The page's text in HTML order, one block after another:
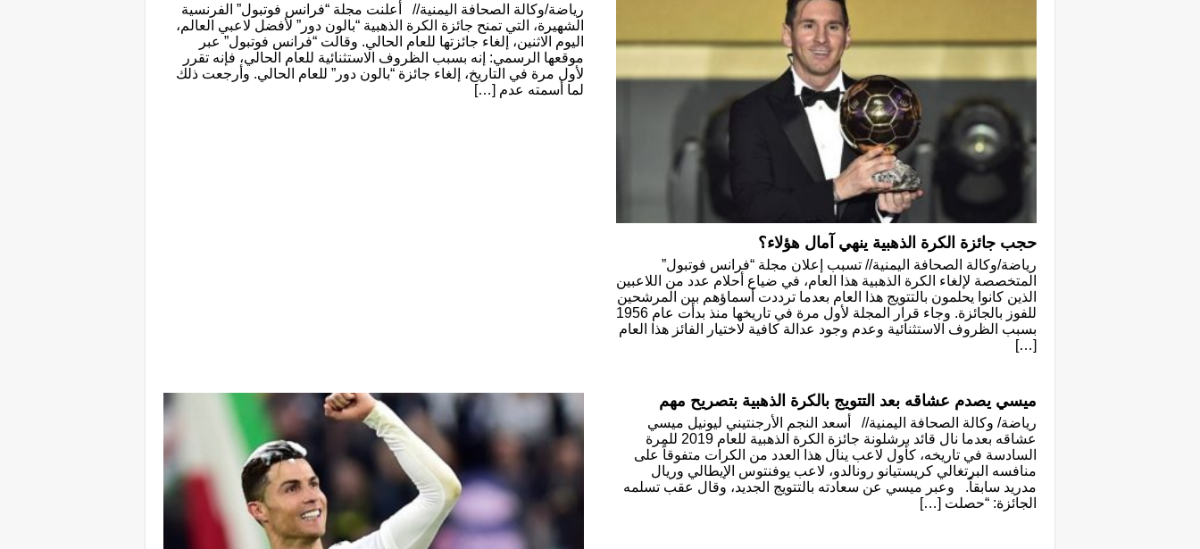
حجب جائزة الكرة الذهبية ينهي آمال هؤلاء؟
رياضة/وكالة الصحافة اليمنية// تسبب إعلان مجلة “فرانس فوتبول”
المتخصصة لإلغاء الكرة الذهبية هذا العام، في ضياع أحلام عدد من اللاعبين
الذين كانوا يحلمون بالتتويج هذا العام بعدما ترددت أسماؤهم بين المرشحين
للفوز بالجائزة. وجاء قرار المجلة لأول مرة في تاريخها منذ بدأت عام 1956
بسبب الظروف الاستثنائية وعدم وجود عدالة كافية لاختيار الفائز هذا العام
[…]
رياضة/وكالة الصحافة اليمنية// أعلنت مجلة “فرانس فوتبول” الفرنسية
الشهيرة، التي تمنح جائزة الكرة الذهبية “بالون دور” لأفضل لاعبي العالم،
اليوم الاثنين، إلغاء جائزتها للعام الحالي. وقالت “فرانس فوتبول” عبر
موقعها الرسمي: إنه بسبب الظروف الاستثنائية للعام الحالي، فإنه تقرر
لأول مرة في التاريخ، إلغاء جائزة “بالون دور” للعام الحالي. وأرجعت ذلك
لما أسمته عدم […]
ميسي يصدم عشاقه بعد التتويج بالكرة الذهبية بتصريح مهم
رياضة/ وكالة الصحافة اليمنية// أسعد النجم الأرجنتيني ليونيل ميسي
عشاقه بعدما نال قائد برشلونة جائزة الكرة الذهبية للعام 2019 للمرة
السادسة في تاريخه، كأول لاعب ينال هذا العدد من الكرات متفوقاً على
منافسه البرتغالي كريستيانو رونالدو، لاعب يوفنتوس الإيطالي وريال
مدريد سابقاً. وعبر ميسي عن سعادته بالتتويج الجديد، وقال عقب تسلمه
الجائزة: “حصلت […]